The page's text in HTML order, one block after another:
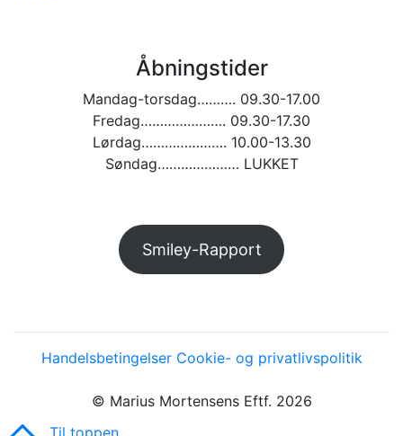
Åbningstider
Mandag-torsdag………. 09.30-17.00
Fredag…………………. 09.30-17.30
Lørdag…………………. 10.00-13.30
Søndag………………… LUKKET
Smiley-Rapport
Handelsbetingelser Cookie- og privatlivspolitik
© Marius Mortensens Eftf. 2026